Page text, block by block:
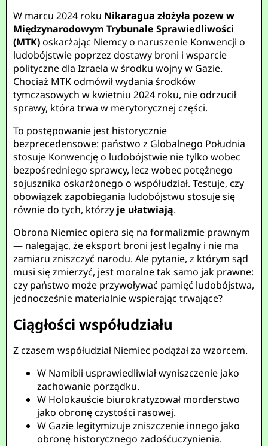
W marcu 2024 roku Nikaragua złożyła pozew w
Międzynarodowym Trybunale Sprawiedliwości
(MTK)oskarżając Niemcy o naruszenie Konwencji o
ludobójstwie poprzez dostawy broni i wsparcie
polityczne dla Izraela w środku wojny w Gazie.
Chociaż MTK odmówił wydania środków
tymczasowych w kwietniu 2024 roku, nie odrzucił
sprawy, która trwa w merytorycznej części.
To postępowanie jest historycznie
bezprecedensowe: państwo z Globalnego Południa
stosuje Konwencję o ludobójstwie nie tylko wobec
bezpośredniego sprawcy, lecz wobec potężnego
sojusznika oskarżonego o współudział. Testuje, czy
obowiązek zapobiegania ludobójstwu stosuje się
równie do tych, którzy je ułatwiają.
Obrona Niemiec opiera się na formalizmie prawnym
— nalegając, że eksport broni jest legalny i nie ma
zamiaru zniszczyć narodu. Ale pytanie, z którym sąd
musi się zmierzyć, jest moralne tak samo jak prawne:
czy państwo może przywoływać pamięć ludobójstwa,
jednocześnie materialnie wspierając trwające?
Ciągłości współudziału
Z czasem współudział Niemiec podążał za wzorcem.
W Namibii usprawiedliwiał wyniszczenie jako
zachowanie porządku.
W Holokauście biurokratyzował morderstwo
jako obronę czystości rasowej.
W Gazie legitymizuje zniszczenie innego jako
obronę historycznego zadośćuczynienia.